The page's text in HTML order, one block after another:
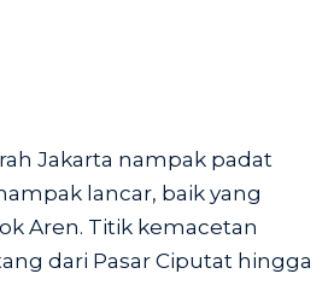
Jakarta nampak padat
lancar, baik yang
Aren. Titik kemacetan
dari Pasar Ciputat hingga